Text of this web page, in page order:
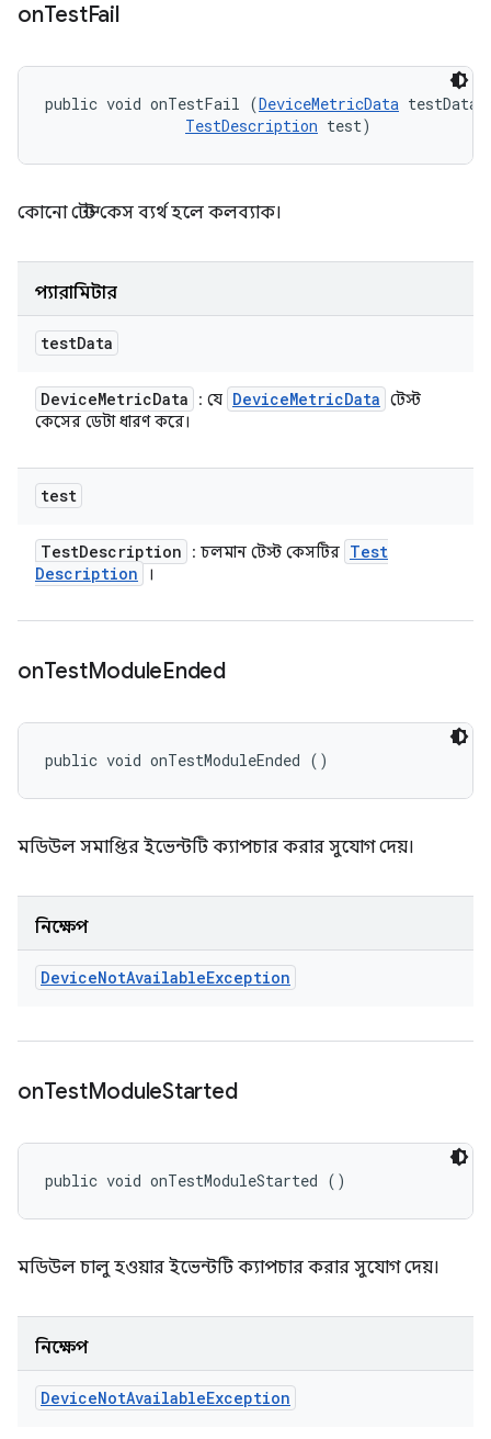
onTestFail
public void onTestFail (DeviceMetricData
TestDescription test)
কোনো টেস্ট কেস ব্যর্থ হলে কলব্যাক।
প্যারামিটার
testData
DeviceMetricData : যে DeviceMetricData টেস্ট
কেসের ডেটা ধারণ করে।
test
TestDescription : চলমান টেস্ট কেসটির Test
Description
।
onTestModuleEnded
public void onTestModuleEnded ()
মডিউল সমাপ্তির ইভেন্টটি ক্যাপচার করার সুযোগ দেয়।
নিক্ষেপ
DeviceNotAvailableException
onTestModuleStarted
public void onTestModuleStarted ()
মডিউল চালু হওয়ার ইভেন্টটি ক্যাপচার করার সুযোগ দেয়।
নিক্ষেপ
DeviceNotAvailableException